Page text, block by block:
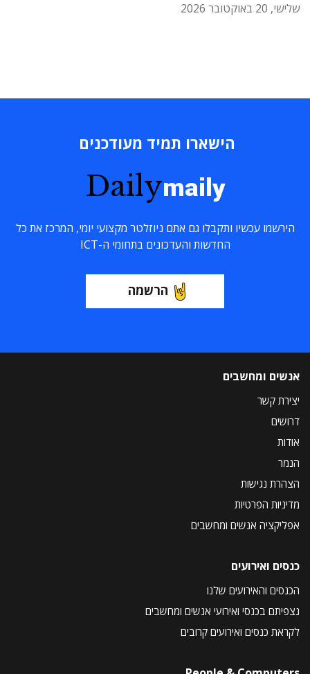
שלישי, 20 באוקטובר 2026
הישארו תמיד מעודכנים
Dailymaily
הירשמו עכשיו ותקבלו גם אתם ניוזלטר מקצועי יומי, המרכז את כל
החדשות והעדכונים בתחומי ה-ICT
הרשמה
אנשים ומחשבים
יצירת קשר
דרושים
אודות
הנמר
הצהרת נגישות
מדיניות הפרטיות
אפליקציה אנשים ומחשבים
כנסים ואירועים
הכנסים והאירועים שלנו
נצפיתם בכנסי ואירועי אנשים ומחשבים
לקראת כנסים ואירועים קרובים